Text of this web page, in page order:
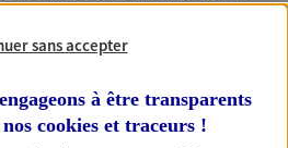
sans accepter
à être transparents
cookies et traceurs !